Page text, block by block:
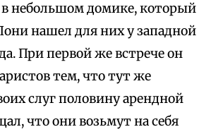
в небольшом домике, который
нашел для них у западной
При первой же встрече он
тем, что тут же
слуг половину арендной
что они возьмут на себя